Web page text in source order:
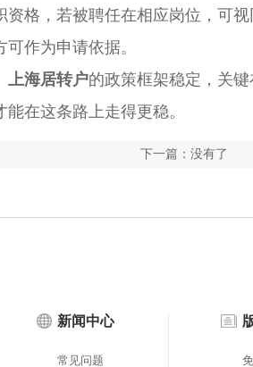
，若被聘任在相应岗位，可视
作为申请依据。
上海居转户的政策框架稳定，关
在这条路上走得更稳。
下一篇：没有了
新闻中心
常见问题